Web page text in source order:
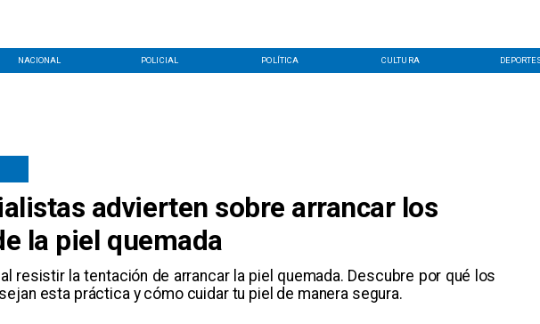
NACIONAL POLICIAL POLÍTICA CULTURA
advierten sobre arrancar los
la piel quemada
resistir la tentación de arrancar la piel quemada. Descubre por qué los
esta práctica y cómo cuidar tu piel de manera segura.